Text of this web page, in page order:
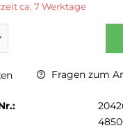
ca. 7 Werktage
Fragen zum